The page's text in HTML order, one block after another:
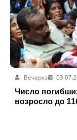
Вечерка
Число
возросло до